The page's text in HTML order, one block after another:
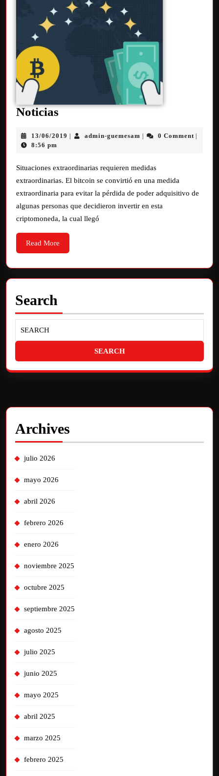
Noticias
13/06/2019 | admin-guemesam | 0 Comment |
8:56 pm
Situaciones extraordinarias requieren medidas
extraordinarias. El bitcoin se convirtió en una medida
extraordinaria para evitar la pérdida de poder adquisitivo de
algunas personas que decidieron invertir en esta
criptomoneda, la cual llegó
Read More
Search
Archives
julio 2026
mayo 2026
abril 2026
febrero 2026
enero 2026
noviembre 2025
octubre 2025
septiembre 2025
agosto 2025
julio 2025
junio 2025
mayo 2025
abril 2025
marzo 2025
febrero 2025